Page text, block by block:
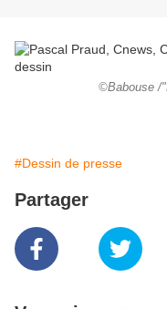
©Babouse /
#Dessin de presse
Partager